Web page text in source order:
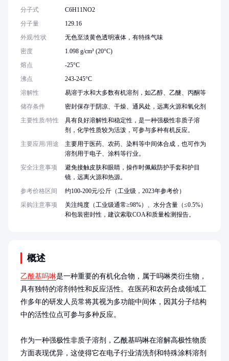
概述
乙酰基吗啉是一种重要的有机化合物，属于吗啉类衍生物，
具有独特的溶剂特性和反应活性。在医药和农药合成领域工
作多年的研发人员常将其视为多功能中间体，因其分子结构
中的活性位点可参与多种反应。
作为一种强极性非质子溶剂，乙酰基吗啉在溶解高极性物质
方面表现优异，这使得它在电子行业清洗剂和特殊涂料溶剂
分子式
C6H11NO2
分子量
129.16
外观/性状
无色至淡黄色透明液体，有特殊气味
密度
1.098 g/cm³ (20°C)
熔点
-25°C
沸点
243-245°C
溶解性
易溶于水和大多数有机溶剂，如乙醇、乙醚、丙酮等
储存条件
密封保存于阴凉、干燥、通风处，远离火源和氧化剂
主要性质/特性
具有良好溶解性和稳定性，是一种强极性非质子溶
剂，化学性质较为活泼，可参与多种有机反应。
主要应用/用途
主要用于医药、农药、染料等中间体合成，也可作为
溶剂用于电子、涂料等行业。
安全注意事项
避免接触皮肤和眼睛，操作时佩戴防护手套和护目
镜，远离火源和热源。
参考价格区间
约100-200元/公斤（工业级，2023年参考价）
采购注意事项
关注纯度（工业级通常≥98%）、水分含量（≤0.5%）
和包装密封性，建议索取COA和质量检测报告。